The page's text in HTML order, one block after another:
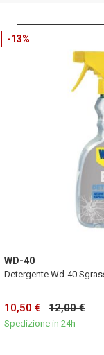
-13%
WD-40
Detergente Wd-40
10,50 € 12,00 €
Spedizione in 24h